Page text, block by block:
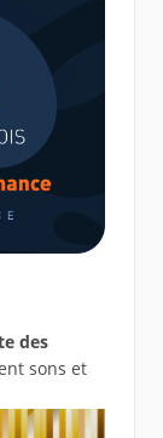
des
sons et